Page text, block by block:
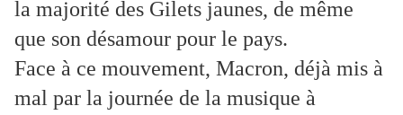
la majorité des Gilets jaunes, de même
que son désamour pour le pays.
Face à ce mouvement, Macron, déjà mis à
mal par la journée de la musique à